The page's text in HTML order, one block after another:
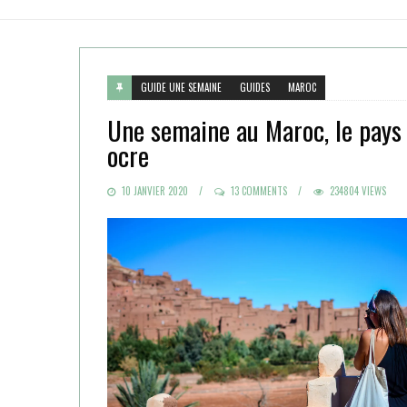
GUIDE UNE SEMAINE GUIDES MAROC
Une semaine au Maroc, le pays
ocre
POSTED
10 JANVIER 2020 13 COMMENTS 234804 VIEWS